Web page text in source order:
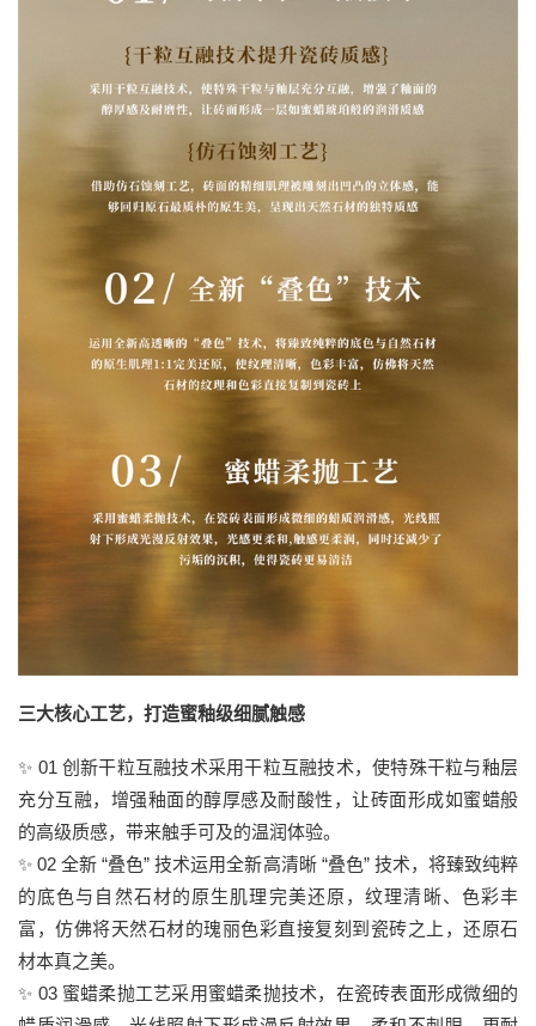
三大核心工艺，打造蜜釉级细腻触感
✨ 01 创新干粒互融技术采用干粒互融技术，使特殊干粒与釉层
充分互融，增强釉面的醇厚感及耐酸性，让砖面形成如蜜蜡般
的高级质感，带来触手可及的温润体验。
✨ 02 全新 “叠色” 技术运用全新高清晰 “叠色” 技术，将臻致纯粹
的底色与自然石材的原生肌理完美还原，纹理清晰、色彩丰
富，仿佛将天然石材的瑰丽色彩直接复刻到瓷砖之上，还原石
材本真之美。
✨ 03 蜜蜡柔抛工艺采用蜜蜡柔抛技术，在瓷砖表面形成微细的